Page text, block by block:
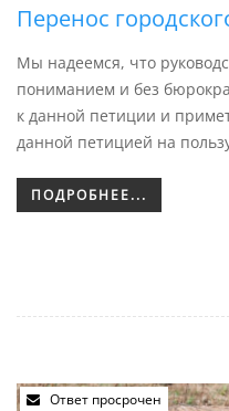
Перенос
Мы надеемся, что
пониманием и без
к данной петиции и
данной петицией на
ПОДРОБНЕЕ...
Ответ просрочен